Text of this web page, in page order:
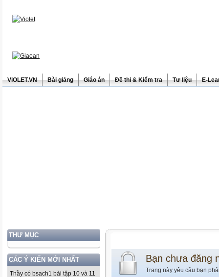
ViOLET.VN Bài giảng Giáo án Đề thi & Kiểm tra Tư liệu E-
THƯ MỤC
CÁC Ý KIẾN MỚI NHẤT
Thầy có bsach1 bài tập 10 và 11
Bạn chưa đăng
Trang này yêu cầu bạn